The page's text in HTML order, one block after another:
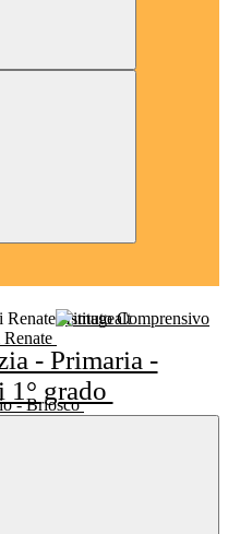
Istituto Comprensivo
- Primaria -
1° grado
- Briosco